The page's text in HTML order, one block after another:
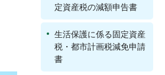
定資産税の減額申告書
生活保護に係る固定資産
税・都市計画税減免申請
書